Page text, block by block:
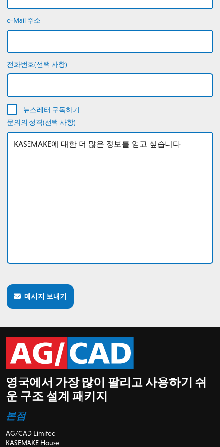
e-Mail 주소
전화번호(선택 사항)
뉴스레터 구독하기
문의의 성격(선택 사항)
메시지 보내기
영국에서 가장 많이 팔리고 사용하기 쉬
운 구조 설계 패키지
본점
AG/CAD Limited
KASEMAKE House